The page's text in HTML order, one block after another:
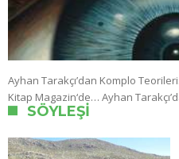
Ayhan Tarakçı’dan Komplo
Kitap Magazin‘de… Ayhan
SÖYLEŞI